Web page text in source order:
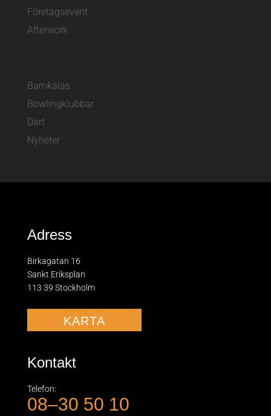
Företagsevent
Afterwork
Barnkalas
Bowlingklubbar
Dart
Nyheter
Adress
Birkagatan 16
Sankt Eriksplan
113 39 Stockholm
KARTA
Kontakt
Telefon:
08–30 50 10